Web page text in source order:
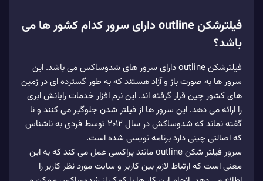
فیلترشکن outline دارای سرور کدام کشور ها می
باشد؟
فیلترشکن outline دارای سرور های شدوساکس می باشد. این
سرور ها به صورت باز و آزاد هستند که به طور گسترده ای در زمین
های کشور چین قرار گرفته اند. این نرم افزار خدمات رایانش ابری
را ارائه می دهد. این سرور ها از فیلتر شدن جلوگیر می کنند و نا
گفته نماند که شدوساکش در سال 2012 توسط فردی به ناشناس
که اصالتی چینی دارد برنامه نویسی شده است.
سرور فیلتر شکن outline مانند پراکسی عمل می کند که به این
معنی است که ارتباط لازم بین کاربر و سایت مورد نظر کاربر را